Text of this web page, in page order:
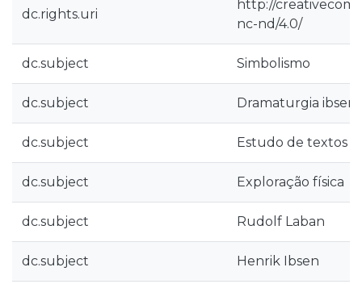
dc.rights.uri
http://
nc-nd/4.0/
dc.subject Simbolismo
dc.subject Dramaturgia
dc.subject Estudo de textos
dc.subject Exploração física
dc.subject Rudolf Laban
dc.subject Henrik Ibsen